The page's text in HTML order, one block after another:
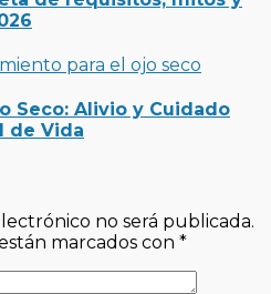
Seco: Alivio y Cuidado
de Vida
no será publicada.
marcados con *